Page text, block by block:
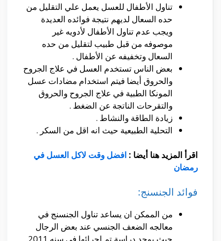
تناول الأطفال للعسل يعمل علي التقليل من
حده السعال لديهم نتيجة فوائده العديدة
ويجب عدم تناول الأطفال لأدويه غير
موصوفه من قبل طبيب لتقليل من حده
السعال وتخفيفه عن الأطفال .
بعض الناس تستخدم العسل في علاج الجروح
والحروق أيضا فيتم استخدام مضادات عسل
المونكا الطبية في علاج الجروح والحروق
والتقرحات الناتجة عن الضغط .
زيادة الطاقة والنشاط .
التحلية الطبيعية حيث انه اقل من السكر .
اقرأ المزيد هنا أيضا : افضل وقت لاكل العسل في
رمضان
فوائد الجنسنج:
من الممكن ان يساعد تناول الجنسنج في
معالجه الضعف الجنسي عند بعض الرجال
حيث يوجد دراسة تم اجرائها في سنه 2011